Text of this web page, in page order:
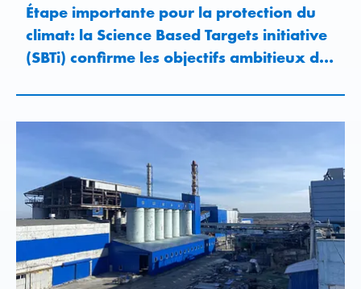
Étape importante pour la protection du
climat: la Science Based Targets initiative
(SBTi) confirme les objectifs ambitieux de
groupe Vetropack